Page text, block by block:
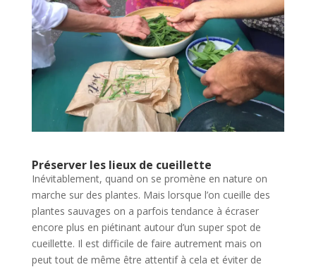
Préserver les lieux de cueillette
Inévitablement, quand on se promène en nature on
marche sur des plantes. Mais lorsque l’on cueille des
plantes sauvages on a parfois tendance à écraser
encore plus en piétinant autour d’un super spot de
cueillette. Il est difficile de faire autrement mais on
peut tout de même être attentif à cela et éviter de